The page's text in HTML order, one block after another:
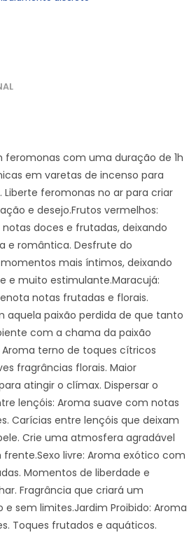
feromonas com uma duração de 1h
em varetas de incenso para
feromonas no ar para criar
e desejo.Frutos vermelhos:
doces e frutadas, deixando
e romântica. Desfrute do
mais íntimos, deixando
e muito estimulante.Maracujá:
notas frutadas e florais.
aquela paixão perdida de que tanto
com a chama da paixão
terno de toques cítricos
fragrâncias florais. Maior
atingir o clímax. Dispersar o
lençóis: Aroma suave com notas
Carícias entre lençóis que deixam
Crie uma atmosfera agradável
livre: Aroma exótico com
Momentos de liberdade e
Fragrância que criará um
sem limites.Jardim Proibido: Aroma
Toques frutados e aquáticos.